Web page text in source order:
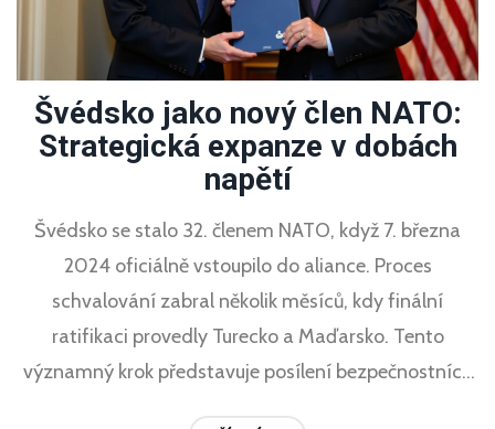
Švédsko jako nový člen NATO:
Strategická expanze v dobách
napětí
Švédsko se stalo 32. členem NATO, když 7. března
2024 oficiálně vstoupilo do aliance. Proces
schvalování zabral několik měsíců, kdy finální
ratifikaci provedly Turecko a Maďarsko. Tento
významný krok představuje posílení bezpečnostních